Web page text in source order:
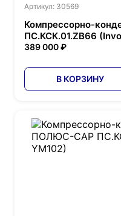
Артикул: 30569
Компрессорно-
ПС.КСК.01.ZB66
389 000 ₽
В КОРЗИНУ